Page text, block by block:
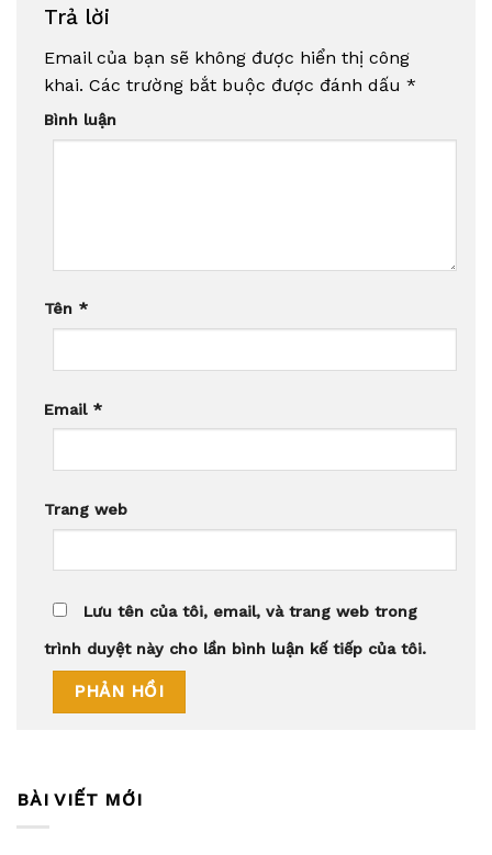
Trả lời
Email của bạn sẽ không được hiển thị công
khai. Các trường bắt buộc được đánh dấu *
Bình luận
Tên *
Email *
Trang web
Lưu tên của tôi, email, và trang web trong
trình duyệt này cho lần bình luận kế tiếp của tôi.
BÀI VIẾT MỚI